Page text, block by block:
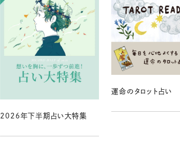
2026年下半期占い大特集
運命のタロット占い